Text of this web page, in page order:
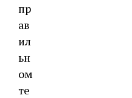
пр
ав
ил
ьн
ом
те